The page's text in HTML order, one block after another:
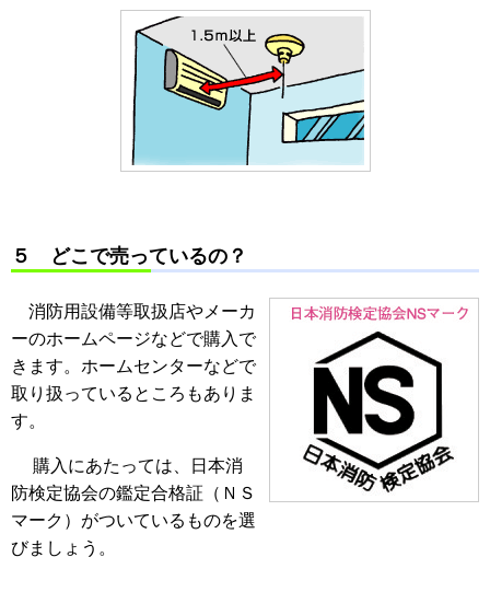
５ どこで売っているの？
消防用設備等取扱店やメーカ
ーのホームページなどで購入で
きます。ホームセンターなどで
取り扱っているところもありま
す。
購入にあたっては、日本消
防検定協会の鑑定合格証（ＮＳ
マーク）がついているものを選
びましょう。